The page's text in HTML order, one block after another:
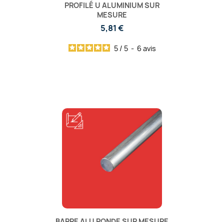
PROFILÉ U ALUMINIUM SUR
MESURE
5,81 €
5 / 5 - 6 avis